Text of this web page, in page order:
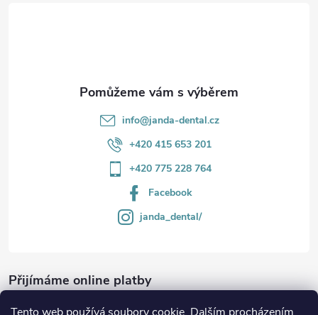
info@janda-dental.cz
+420 415 653 201
+420 775 228 764
Facebook
janda_dental/
Přijímáme online platby